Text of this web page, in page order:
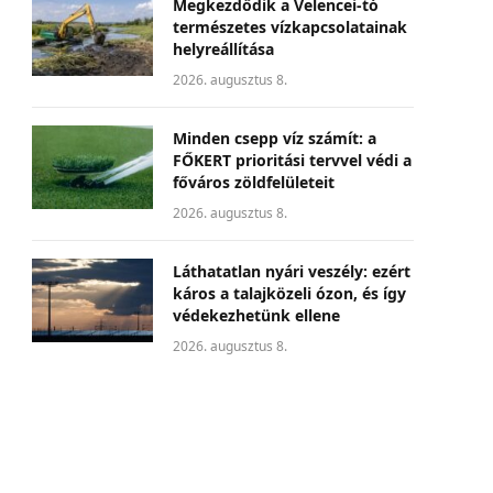
Megkezdődik a Velencei-tó
természetes vízkapcsolatainak
helyreállítása
2026. augusztus 8.
Minden csepp víz számít: a
FŐKERT prioritási tervvel védi a
főváros zöldfelületeit
2026. augusztus 8.
Láthatatlan nyári veszély: ezért
káros a talajközeli ózon, és így
védekezhetünk ellene
2026. augusztus 8.